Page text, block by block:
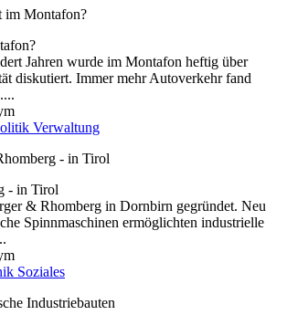
Jahren wurde im Montafon heftig über
diskutiert. Immer mehr Autoverkehr fand
Verwaltung
- in Tirol
& Rhomberg in Dornbirn gegründet. Neu
Spinnmaschinen ermöglichten industrielle
Soziales